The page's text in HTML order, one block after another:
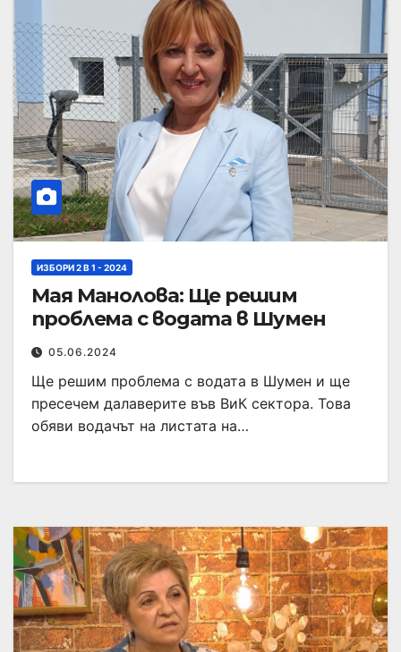
ИЗБОРИ 2 В 1 - 2024
Мая Манолова: Ще решим
проблема с водата в Шумен
05.06.2024
Ще решим проблема с водата в Шумен и ще
пресечем далаверите във ВиК сектора. Това
обяви водачът на листата на…